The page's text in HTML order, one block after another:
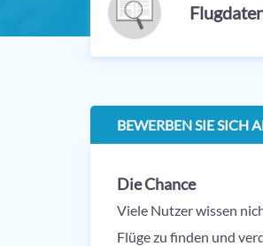
BEWERBEN SIE SICH
Die Chance
Viele Nutzer wissen
Flüge zu finden und